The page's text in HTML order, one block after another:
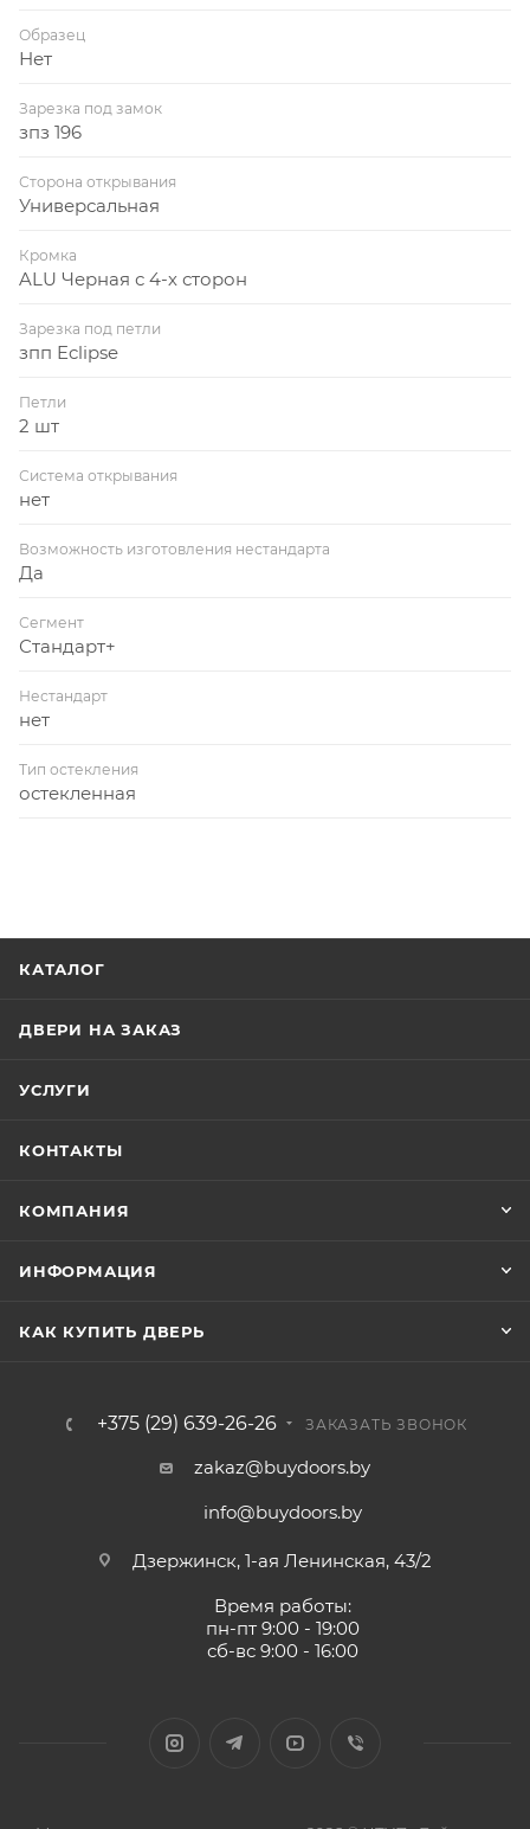
Образец
Нет
Зарезка под замок
зпз 196
Сторона открывания
Универсальная
Кромка
ALU Черная с 4-х сторон
Зарезка под петли
зпп Eclipse
Петли
2 шт
Система открывания
нет
Возможность изготовления нестандарта
Да
Сегмент
Стандарт+
Нестандарт
нет
Тип остекления
остекленная
КАТАЛОГ
ДВЕРИ НА ЗАКАЗ
УСЛУГИ
КОНТАКТЫ
КОМПАНИЯ
ИНФОРМАЦИЯ
КАК КУПИТЬ ДВЕРЬ
+375 (29) 639-26-26 ЗАКАЗАТЬ ЗВОНОК
zakaz@buydoors.by
info@buydoors.by
Дзержинск, 1-ая Ленинская, 43/2
Время работы:
пн-пт 9:00 - 19:00
сб-вс 9:00 - 16:00